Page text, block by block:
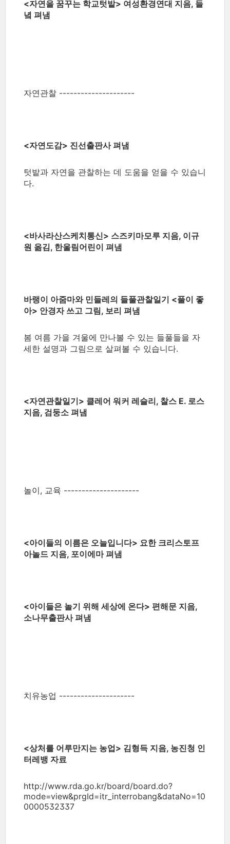
<자연을 꿈꾸는 학교텃밭> 여성환경연대 지음, 들
녘 펴냄
자연관찰 ---------------------
<자연도감> 진선출판사 펴냄
텃밭과 자연을 관찰하는 데 도움을 얻을 수 있습니
다.
<바사라산스케치통신> 스즈키마모루 지음, 이규
원 옮김, 한울림어린이 펴냄
바랭이 아줌마와 민들레의 들풀관찰일기 <풀이 좋
아> 안경자 쓰고 그림, 보리 펴냄
봄 여름 가을 겨울에 만나볼 수 있는 들풀들을 자
세한 설명과 그림으로 살펴볼 수 있습니다.
<자연관찰일기> 클레어 워커 레슬리, 찰스 E. 로스
지음, 검둥소 펴냄
놀이, 교육 ---------------------
<아이들의 이름은 오늘입니다> 요한 크리스토프
아놀드 지음, 포이에마 펴냄
<아이들은 놀기 위해 세상에 온다> 편해문 지음,
소나무출판사 펴냄
치유농업 ---------------------
<상처를 어루만지는 농업> 김형득 지음, 농진청 인
터레뱅 자료
http://www.rda.go.kr/board/board.do?
mode=view&prgId=itr_interrobang&dataNo=10
0000532337